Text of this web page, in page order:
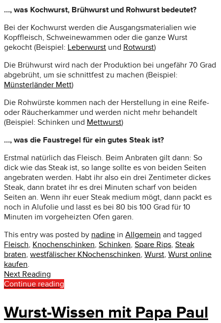
…, was Kochwurst, Brühwurst und Rohwurst bedeutet?
Bei der Kochwurst werden die Ausgangsmaterialien wie
Kopffleisch, Schweinewammen oder die ganze Wurst
gekocht (Beispiel: Leberwurst und Rotwurst)
Die Brühwurst wird nach der Produktion bei ungefähr 70 Grad
abgebrüht, um sie schnittfest zu machen (Beispiel:
Münsterländer Mett)
Die Rohwürste kommen nach der Herstellung in eine Reife-
oder Räucherkammer und werden nicht mehr behandelt
(Beispiel: Schinken und Mettwurst)
…, was die Faustregel für ein gutes Steak ist?
Erstmal natürlich das Fleisch. Beim Anbraten gilt dann: So
dick wie das Steak ist, so lange sollte es von beiden Seiten
angebraten werden. Habt ihr also ein drei Zentimeter dickes
Steak, dann bratet ihr es drei Minuten scharf von beiden
Seiten an. Wenn ihr euer Steak medium mögt, dann packt es
noch in Alufolie und lasst es bei 80 bis 100 Grad für 10
Minuten im vorgeheizten Ofen garen.
This entry was posted by nadine in Allgemein and tagged
Fleisch, Knochenschinken, Schinken, Spare Rips, Steak
braten, westfälischer KNochenschinken, Wurst, Wurst online
kaufen.
Next Reading
Continue reading
Wurst-Wissen mit Papa Paul